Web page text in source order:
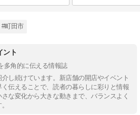
#町田市
ント
多角的に伝える情報誌
し続けています。新店舗の開店やイベント
伝えることで、読者の暮らしに彩りと情報
な変化から大きな動きまで、バランスよく